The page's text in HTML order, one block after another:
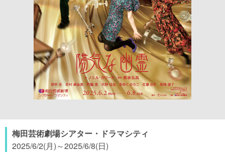
梅田芸術劇場シアター・ドラマシティ
2025/6/2(月)～2025/6/8(日)